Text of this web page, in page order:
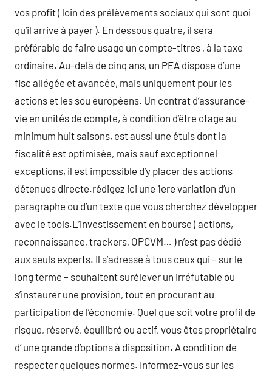
vos profit ( loin des prélèvements sociaux qui sont quoi
qu’il arrive à payer ). En dessous quatre, il sera
préférable de faire usage un compte-titres , à la taxe
ordinaire. Au-delà de cinq ans, un PEA dispose d’une
fisc allégée et avancée, mais uniquement pour les
actions et les sou européens. Un contrat d’assurance-
vie en unités de compte, à condition d’être otage au
minimum huit saisons, est aussi une étuis dont la
fiscalité est optimisée, mais sauf exceptionnel
exceptions, il est impossible d’y placer des actions
détenues directe.rédigez ici une 1ere variation d’un
paragraphe ou d’un texte que vous cherchez développer
avec le tools.L’investissement en bourse ( actions,
reconnaissance, trackers, OPCVM… ) n’est pas dédié
aux seuls experts. Il s’adresse à tous ceux qui – sur le
long terme – souhaitent surélever un irréfutable ou
s’instaurer une provision, tout en procurant au
participation de l’économie. Quel que soit votre profil de
risque, réservé, équilibré ou actif, vous êtes propriétaire
d’ une grande d’options à disposition. A condition de
respecter quelques normes. Informez-vous sur les